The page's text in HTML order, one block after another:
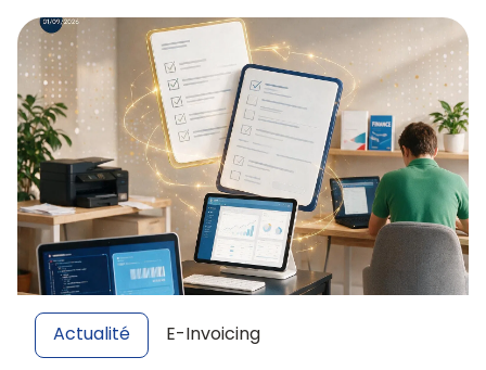
Actualité E-Invoicing